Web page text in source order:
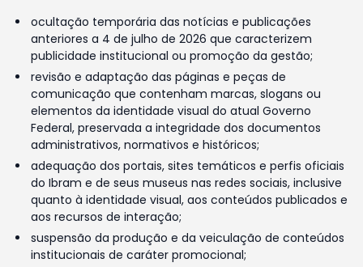
ocultação temporária das notícias e publicações
anteriores a 4 de julho de 2026 que caracterizem
publicidade institucional ou promoção da gestão;
revisão e adaptação das páginas e peças de
comunicação que contenham marcas, slogans ou
elementos da identidade visual do atual Governo
Federal, preservada a integridade dos documentos
administrativos, normativos e históricos;
adequação dos portais, sites temáticos e perfis oficiais
do Ibram e de seus museus nas redes sociais, inclusive
quanto à identidade visual, aos conteúdos publicados e
aos recursos de interação;
suspensão da produção e da veiculação de conteúdos
institucionais de caráter promocional;